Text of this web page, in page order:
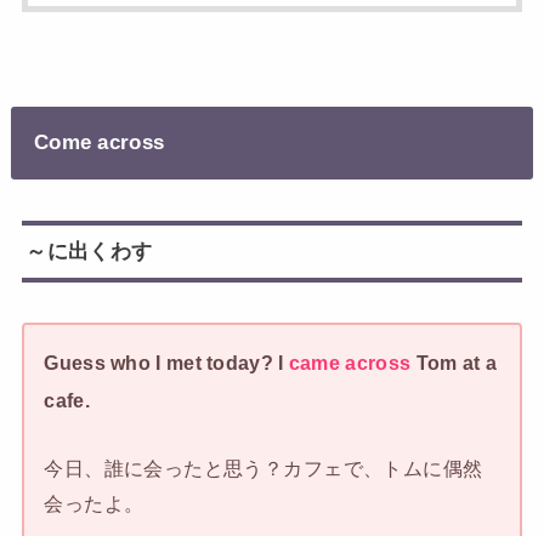
Come across
～に出くわす
Guess who I met today? I came across Tom at a
cafe.
今日、誰に会ったと思う？カフェで、トムに偶然
会ったよ。